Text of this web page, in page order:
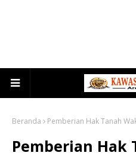
Beranda Pemberian Hak Tanah
Pemberian Hak